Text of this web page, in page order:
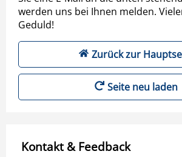
werden uns bei Ihnen melden.
Geduld!
Zurück zur
Seite neu laden
Kontakt & Feedback